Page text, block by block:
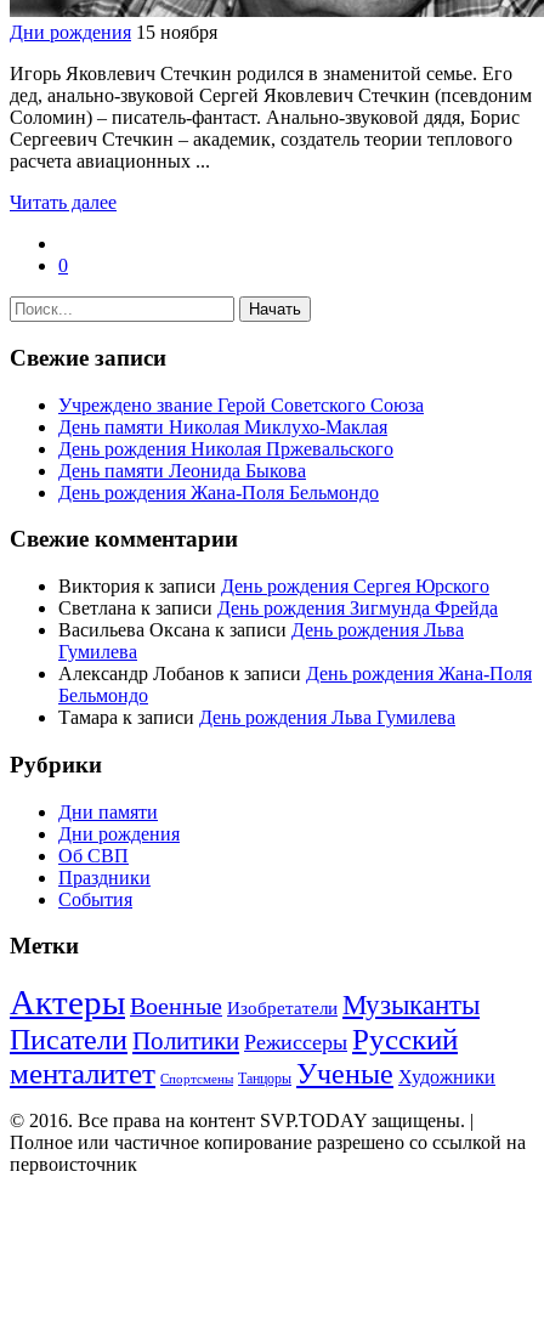
Дни рождения 15 ноября
Игорь Яковлевич Стечкин родился в знаменитой семье. Его
дед, анально-звуковой Сергей Яковлевич Стечкин (псевдоним
Соломин) – писатель-фантаст. Анально-звуковой дядя, Борис
Сергеевич Стечкин – академик, создатель теории теплового
расчета авиационных ...
Читать далее
0
Свежие записи
Учреждено звание Герой Советского Союза
День памяти Николая Миклухо-Маклая
День рождения Николая Пржевальского
День памяти Леонида Быкова
День рождения Жана-Поля Бельмондо
Свежие комментарии
Виктория к записи День рождения Сергея Юрского
Светлана к записи День рождения Зигмунда Фрейда
Васильева Оксана к записи День рождения Льва
Гумилева
Александр Лобанов к записи День рождения Жана-Поля
Бельмондо
Тамара к записи День рождения Льва Гумилева
Рубрики
Дни памяти
Дни рождения
Об СВП
Праздники
События
Метки
АктерыВоенные Изобретатели Музыканты
ПисателиПолитики Режиссеры Русский
менталитет Спортсмены Танцоры Ученые Художники
© 2016. Все права на контент SVP.TODAY защищены. |
Полное или частичное копирование разрешено со ссылкой на
первоисточник